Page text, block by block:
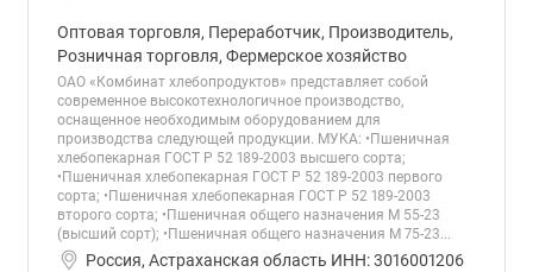
Оптовая торговля, Переработчик, Производитель,
Розничная торговля, Фермерское хозяйство
ОАО «Комбинат хлебопродуктов» представляет собой
современное высокотехнологичное производство,
оснащенное необходимым оборудованием для
производства следующей продукции. МУКА: •Пшеничная
хлебопекарная ГОСТ Р 52 189-2003 высшего сорта;
•Пшеничная хлебопекарная ГОСТ Р 52 189-2003 первого
сорта; •Пшеничная хлебопекарная ГОСТ Р 52 189-2003
второго сорта; •Пшеничная общего назначения М 55-23
(высший сорт); •Пшеничная общего назначения М 75-23...
Россия, Астраханская область ИНН: 3016001206